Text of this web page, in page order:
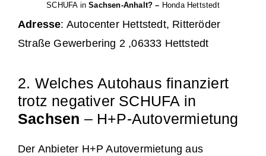
SCHUFA inSachsen-Anhalt? – Honda Hettstedt
Adresse: Autocenter Hettstedt, Ritteröder
Straße Gewerbering 2 ,06333 Hettstedt
2. Welches Autohaus finanziert
trotz negativer SCHUFA in
Sachsen – H+P-Autovermietung
Der Anbieter H+P Autovermietung aus